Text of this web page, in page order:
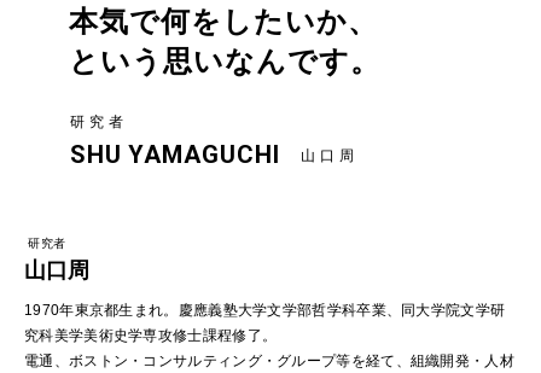
本気で何をしたいか、
という思いなんです。
研究者
SHU YAMAGUCHI 山口周
研究者
山口周
1970年東京都生まれ。慶應義塾大学文学部哲学科卒業、同大学院文学研
究科美学美術史学専攻修士課程修了。
電通、ボストン・コンサルティング・グループ等を経て、組織開発・人材